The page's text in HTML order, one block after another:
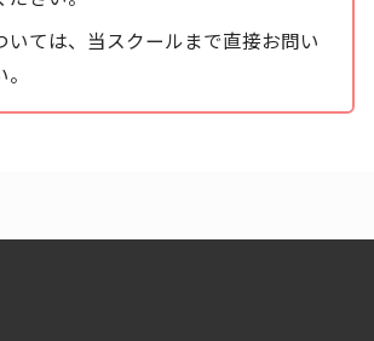
いては、当スクールまで直接お問い